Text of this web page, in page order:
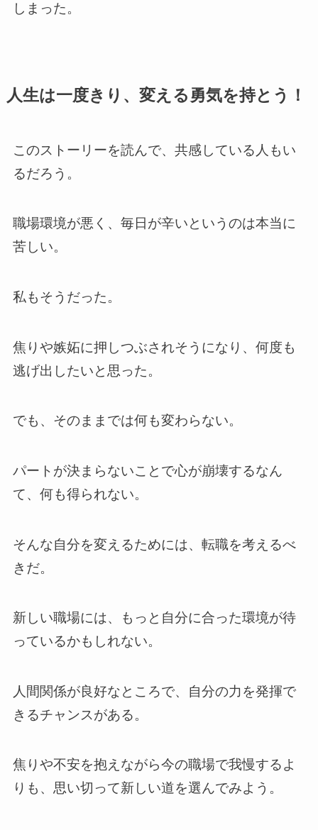
しまった。
人生は一度きり、変える勇気を持とう！
このストーリーを読んで、共感している人もい
るだろう。
職場環境が悪く、毎日が辛いというのは本当に
苦しい。
私もそうだった。
焦りや嫉妬に押しつぶされそうになり、何度も
逃げ出したいと思った。
でも、そのままでは何も変わらない。
パートが決まらないことで心が崩壊するなん
て、何も得られない。
そんな自分を変えるためには、転職を考えるべ
きだ。
新しい職場には、もっと自分に合った環境が待
っているかもしれない。
人間関係が良好なところで、自分の力を発揮で
きるチャンスがある。
焦りや不安を抱えながら今の職場で我慢するよ
りも、思い切って新しい道を選んでみよう。